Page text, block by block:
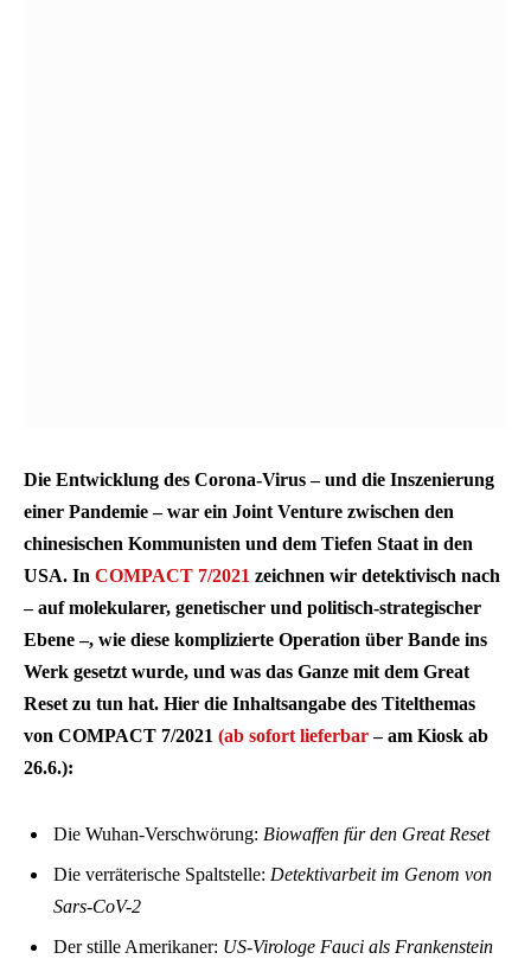
Die Entwicklung des Corona-Virus – und die Inszenierung
einer Pandemie – war ein Joint Venture zwischen den
chinesischen Kommunisten und dem Tiefen Staat in den
USA. In COMPACT 7/2021 zeichnen wir detektivisch nach
– auf molekularer, genetischer und politisch-strategischer
Ebene –, wie diese komplizierte Operation über Bande ins
Werk gesetzt wurde, und was das Ganze mit dem Great
Reset zu tun hat. Hier die Inhaltsangabe des Titelthemas
von COMPACT 7/2021 (ab sofort lieferbar– am Kiosk ab
26.6.):
Die Wuhan-Verschwörung: Biowaffen für den Great Reset
Die verräterische Spaltstelle: Detektivarbeit im Genom von
Sars-CoV-2
Der stille Amerikaner: US-Virologe Fauci als Frankenstein